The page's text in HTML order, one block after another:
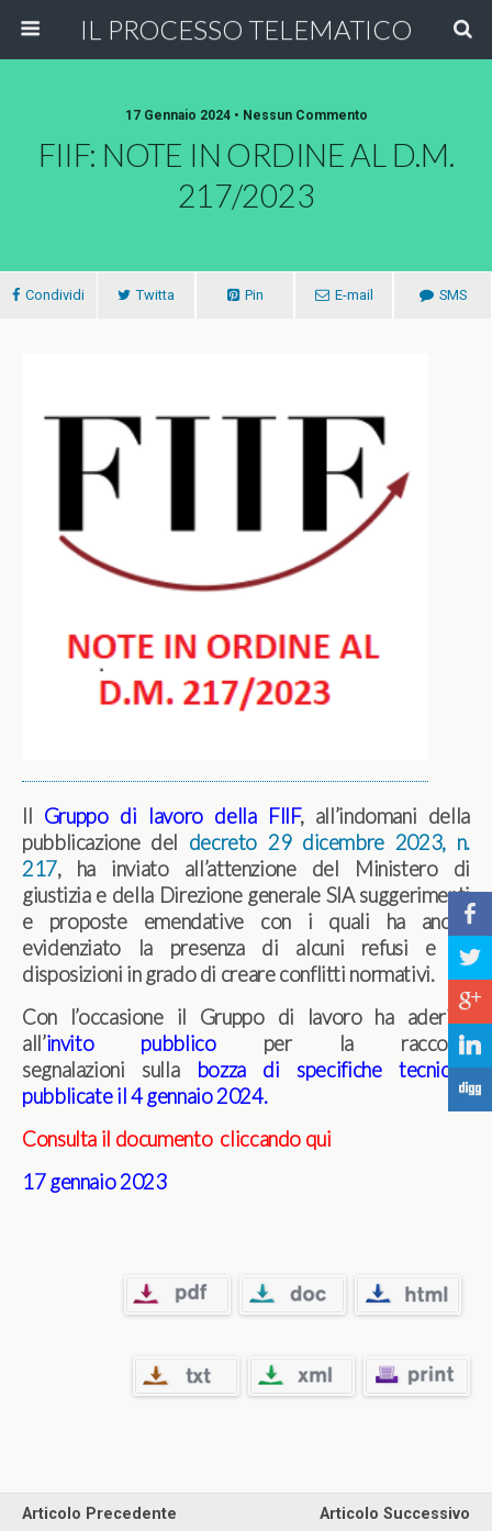
IL PROCESSO TELEMATICO
17 Gennaio 2024 • Nessun Commento
FIIF: NOTE IN ORDINE AL D.M.
217/2023
Condividi Twitta Pin E-mail SMS
Il Gruppo di lavoro della FIIF, all’indomani della
pubblicazione del decreto 29 dicembre 2023, n.
217, ha inviato all’attenzione del Ministero di
giustizia e della Direzione generale SIA suggerimenti
e proposte emendative con i quali ha anche
evidenziato la presenza di alcuni refusi e di
disposizioni in grado di creare conflitti normativi.
Con l’occasione il Gruppo di lavoro ha aderito
all’invito pubblicoper la raccolta
segnalazioni sulla
bozza di specifiche tecniche
pubblicate il 4 gennaio 2024.
Consulta il documento cliccando qui
17 gennaio 2023
Articolo Precedente
Articolo Successivo
b
a
c
j
F